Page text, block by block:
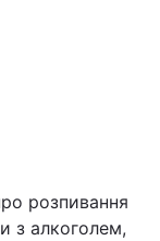
розпивання
з алкоголем,